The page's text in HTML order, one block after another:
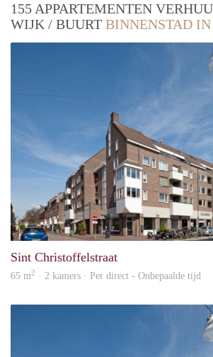
155 APPARTEMENTEN
WIJK / BUURT BINNENSTAD
Sint Christoffelstraat
65 m2 · 2 kamers · Per direct - Onbepaalde tijd